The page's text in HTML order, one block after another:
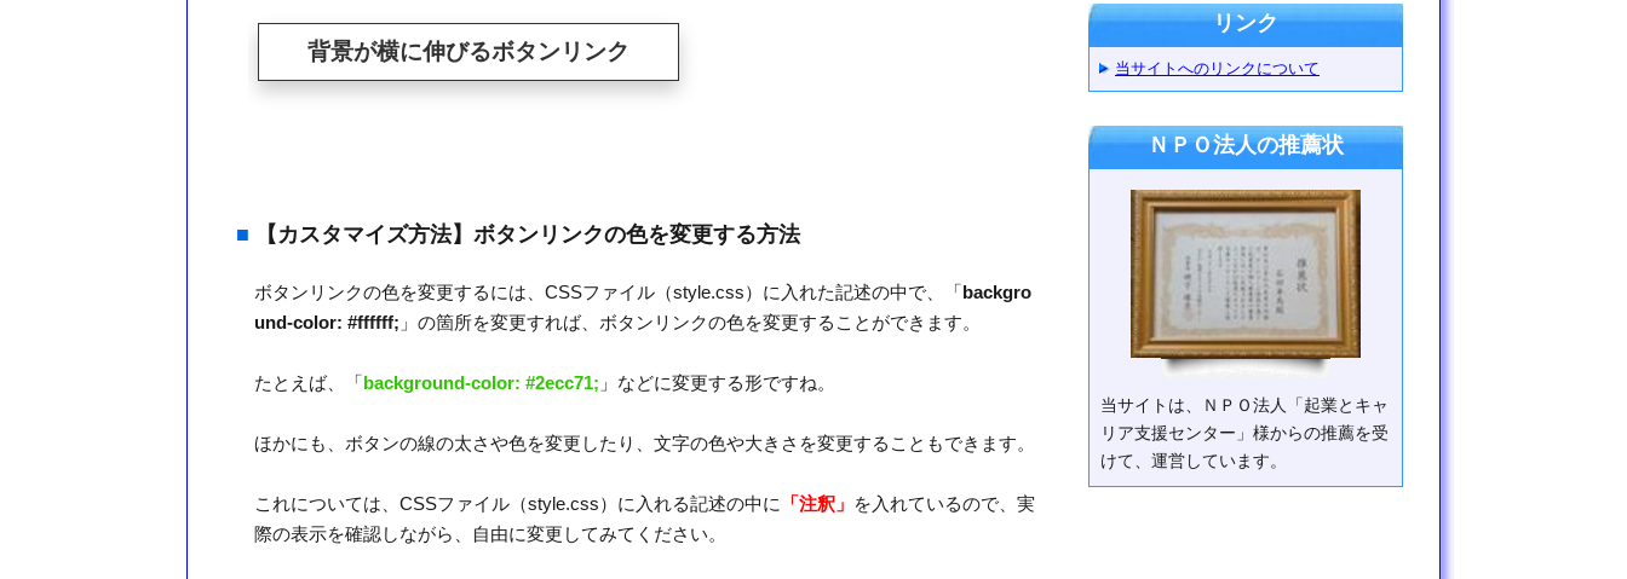
■ 【カスタマイズ方法】ボタンリンクの色を変更する方法
ボタンリンクの色を変更するには、CSSファイル（style.css）に入れた記述の中で、「backgro
und-color: #ffffff; 」の箇所を変更すれば、ボタンリンクの色を変更することができます。
たとえば、「background-color: #2ecc71; 」などに変更する形ですね。
ほかにも、ボタンの線の太さや色を変更したり、文字の色や大きさを変更することもできます。
これについては、CSSファイル（style.css）に入れる記述の中に 「注釈」 を入れているので、実
際の表示を確認しながら、自由に変更してみてください。
リンク
当サイトへのリンクについて
ＮＰＯ法人の推薦状
当サイトは、ＮＰＯ法人「起業とキャ
リア支援センター」様からの推薦を受
けて、運営しています。